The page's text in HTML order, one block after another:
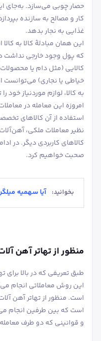
حصار چوبی می‌سازد. به‌جای
کار و مصالح به سازنده
غذایی به نجار بدهد.
این همان مبادلۀ کالا به
که پول وجود خارجی نداشت
کالایی (مثل دام یا
خیاطی یا نجاری) می‌توانست
به کالا، لوازم موردنیاز خود
امروزه این معامله در
استفاده از آن کالاهای
نظیر معاملات ملکی،
کالاهای کاربردی دیگر. در
صحبت خواهیم کرد.
بخوانید: آیا سهمیه
منظور از تهاتر آهن
طبق تعریفی که در بالا برای
این روش معاملاتی انجام
است. منظور از تهاتر آهن
است که بین طرفین انجام
و قوانینی که دو طرف